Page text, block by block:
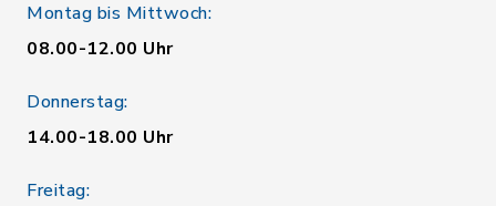
Montag bis Mittwoch:
08.00-12.00 Uhr
Donnerstag:
14.00-18.00 Uhr
Freitag: